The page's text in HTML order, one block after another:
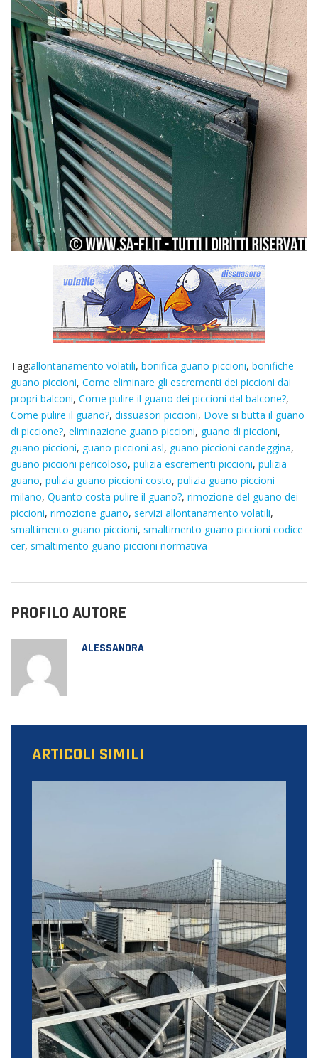
Tag:allontanamento volatili, bonifica guano piccioni, bonifiche
guano piccioni, Come eliminare gli escrementi dei piccioni dai
propri balconi, Come pulire il guano dei piccioni dal balcone?,
Come pulire il guano?, dissuasori piccioni, Dove si butta il guano
di piccione?, eliminazione guano piccioni, guano di piccioni,
guano piccioni, guano piccioni asl, guano piccioni candeggina,
guano piccioni pericoloso, pulizia escrementi piccioni, pulizia
guano, pulizia guano piccioni costo, pulizia guano piccioni
milano, Quanto costa pulire il guano?, rimozione del guano dei
piccioni, rimozione guano, servizi allontanamento volatili,
smaltimento guano piccioni, smaltimento guano piccioni codice
cer, smaltimento guano piccioni normativa
PROFILO AUTORE
ALESSANDRA
ARTICOLI SIMILI